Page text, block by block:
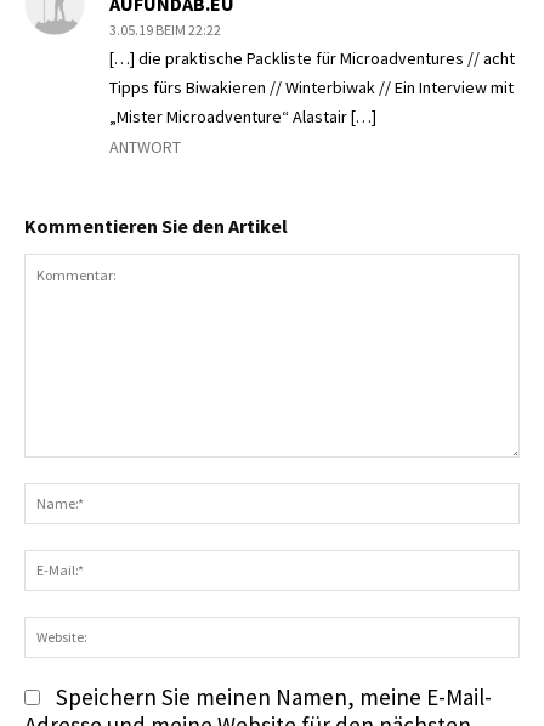
3.05.19 BEIM 22:22
[…] die praktische Packliste für Microadventures // acht
Tipps fürs Biwakieren // Winterbiwak // Ein Interview mit
„Mister Microadventure“ Alastair […]
ANTWORT
Kommentieren Sie den Artikel
Speichern Sie meinen Namen, meine E-Mail-